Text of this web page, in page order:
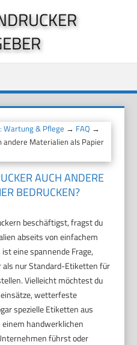
Wartung & Pflege → FAQ →
andere Materialien als Papier
AUCH ANDERE
BEDRUCKEN?
beschäftigst, fragst du
abseits von einfachem
eine spannende Frage,
als nur Standard-Etiketten für
Vielleicht möchtest du
wetterfeste
spezielle Etiketten aus
handwerklichen
führst oder